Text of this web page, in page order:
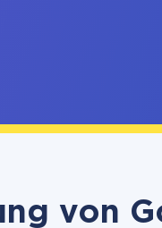
von